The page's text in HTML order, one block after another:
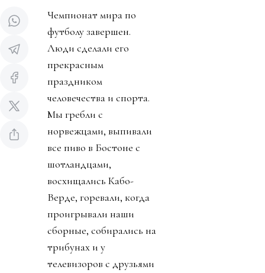
Чемпионат мира по
футболу завершен.
Люди сделали его
прекрасным
праздником
человечества и спорта.
Мы гребли с
норвежцами, выпивали
все пиво в Бостоне с
шотландцами,
восхищались Кабо-
Верде, горевали, когда
проигрывали наши
сборные, собирались на
трибунах и у
телевизоров с друзьями